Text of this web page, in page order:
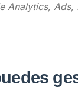
Analytics, Ads,